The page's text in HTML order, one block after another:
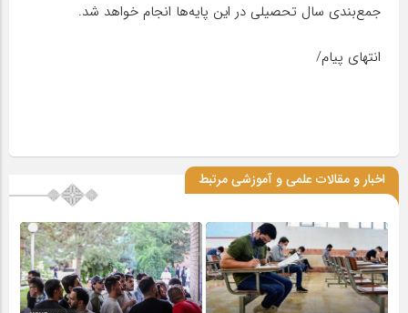
جمع‌بندی سال تحصیلی در این پایه‌ها انجام خواهد شد.
انتهای پیام/
اخبار و مقالات علمی و آموزشی مرتبط